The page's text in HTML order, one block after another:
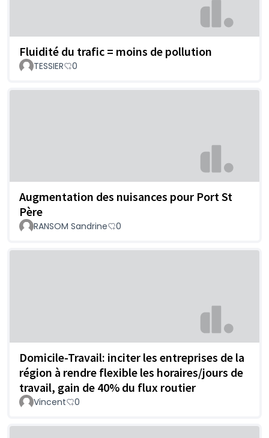
Fluidité du trafic = moins de pollution
TESSIER 0
Augmentation des nuisances pour Port St
Père
RANSOM Sandrine 0
Domicile-Travail: inciter les entreprises de la
région à rendre flexible les horaires/jours de
travail, gain de 40% du flux routier
Vincent 0